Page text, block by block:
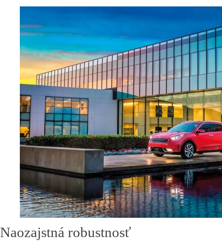
Naozajstná robustnosť